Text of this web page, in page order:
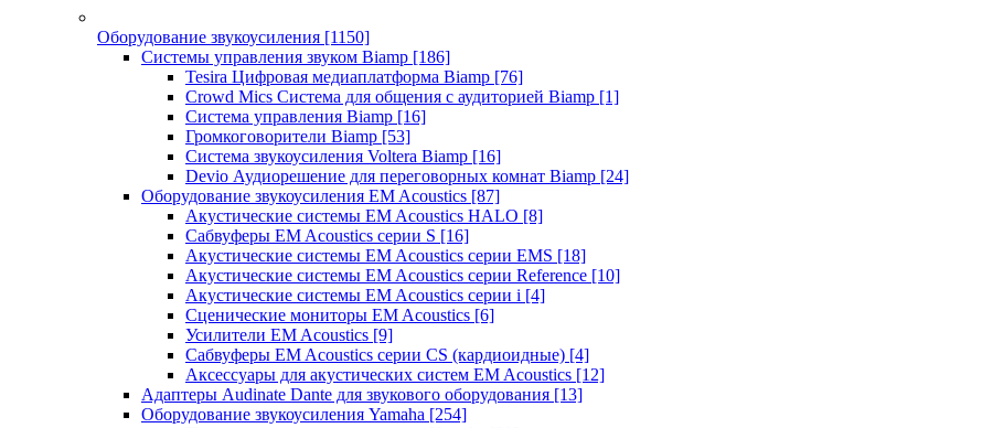
Оборудование звукоусиления [1150]
Системы управления звуком Biamp [186]
Tesira Цифровая медиаплатформа Biamp [76]
Crowd Mics Система для общения с аудиторией Biamp [1]
Система управления Biamp [16]
Громкоговорители Biamp [53]
Система звукоусиления Voltera Biamp [16]
Devio Аудиорешение для переговорных комнат Biamp [24]
Оборудование звукоусиления EM Acoustics [87]
Акустические системы EM Acoustics HALO [8]
Сабвуферы EM Acoustics серии S [16]
Акустические системы EM Acoustics серии EMS [18]
Акустические системы EM Acoustics серии Reference [10]
Акустические системы EM Acoustics серии i [4]
Сценические мониторы EM Acoustics [6]
Усилители EM Acoustics [9]
Сабвуферы EM Acoustics серии CS (кардиоидные) [4]
Аксессуары для акустических систем EM Acoustics [12]
Адаптеры Audinate Dante для звукового оборудования [13]
Оборудование звукоусиления Yamaha [254]